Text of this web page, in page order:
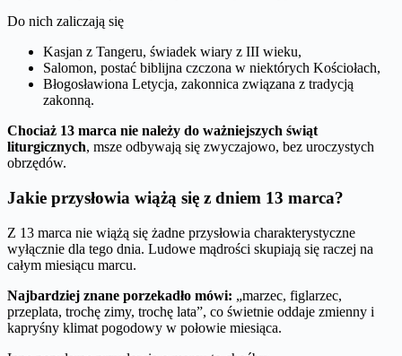
Do nich zaliczają się
Kasjan z Tangeru, świadek wiary z III wieku,
Salomon, postać biblijna czczona w niektórych Kościołach,
Błogosławiona Letycja, zakonnica związana z tradycją
zakonną.
Chociaż 13 marca nie należy do ważniejszych świąt
liturgicznych, msze odbywają się zwyczajowo, bez uroczystych
obrzędów.
Jakie przysłowia wiążą się z dniem 13 marca?
Z 13 marca nie wiążą się żadne przysłowia charakterystyczne
wyłącznie dla tego dnia. Ludowe mądrości skupiają się raczej na
całym miesiącu marcu.
Najbardziej znane porzekadło mówi: „marzec, figlarzec,
przeplata, trochę zimy, trochę lata”, co świetnie oddaje zmienny i
kapryśny klimat pogodowy w połowie miesiąca.